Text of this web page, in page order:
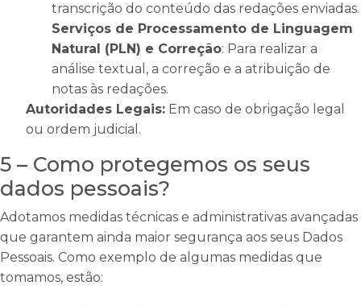
transcrição do conteúdo das redações enviadas.
Serviços de Processamento de Linguagem
Natural (PLN) e Correção: Para realizar a
análise textual, a correção e a atribuição de
notas às redações.
Autoridades Legais: Em caso de obrigação legal
ou ordem judicial.
5 – Como protegemos os seus
dados pessoais?
Adotamos medidas técnicas e administrativas avançadas
que garantem ainda maior segurança aos seus Dados
Pessoais. Como exemplo de algumas medidas que
tomamos, estão: